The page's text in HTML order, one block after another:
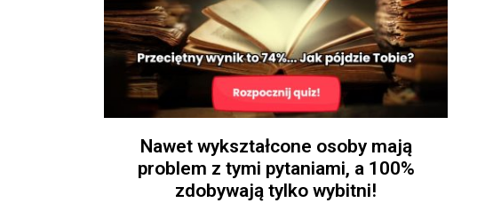
Nawet wykształcone osoby mają
problem z tymi pytaniami, a 100%
zdobywają tylko wybitni!